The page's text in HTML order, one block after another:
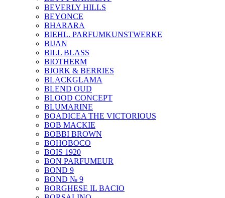
BEVERLY HILLS
BEYONCE
BHARARA
BIEHL. PARFUMKUNSTWERKE
BIJAN
BILL BLASS
BIOTHERM
BJORK & BERRIES
BLACKGLAMA
BLEND OUD
BLOOD CONCEPT
BLUMARINE
BOADICEA THE VICTORIOUS
BOB MACKIE
BOBBI BROWN
BOHOBOCO
BOIS 1920
BON PARFUMEUR
BOND 9
BOND № 9
BORGHESE IL BACIO